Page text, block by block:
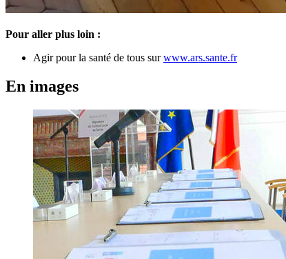
Pour aller plus loin :
Agir pour la santé de tous surwww.ars.sante.fr
En images